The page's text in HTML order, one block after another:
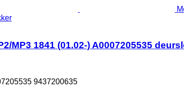
MP3 1841 (01.02-) A0007205535
9437200635